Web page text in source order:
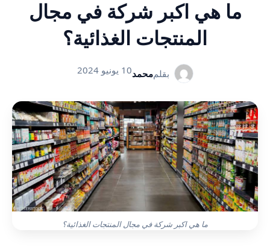
ما هي اكبر شركة في مجال
المنتجات الغذائية؟
بقلممحمد10 يونيو 2024
ما هي اكبر شركة في مجال المنتجات الغذائية؟